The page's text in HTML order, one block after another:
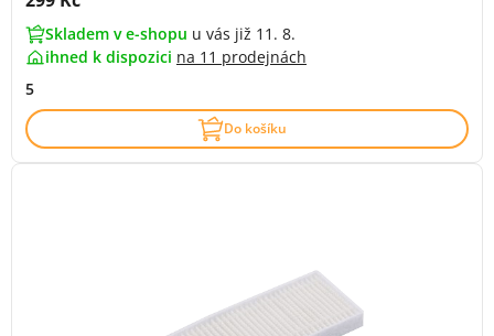
Skladem v e-shopu u vás již 11. 8.
ihned k dispozici na 11 prodejnách
5
Do košíku